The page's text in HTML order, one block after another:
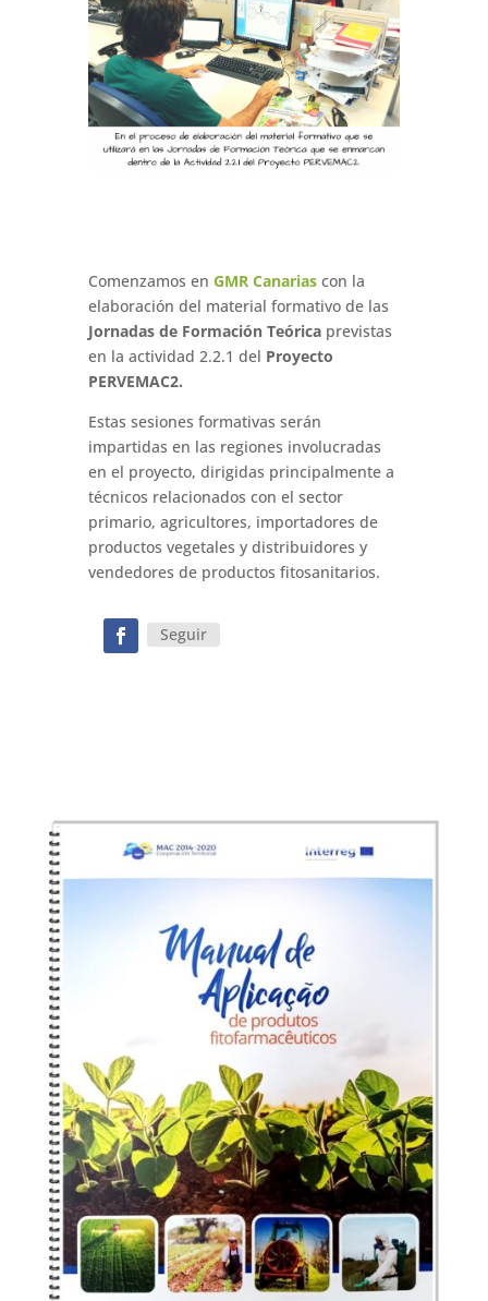
Comenzamos en GMR Canariascon la
elaboración del material formativo de las
Jornadas de Formación Teóricaprevistas
en la actividad 2.2.1 del Proyecto
PERVEMAC2.
Estas sesiones formativas serán
impartidas en las regiones involucradas
en el proyecto, dirigidas principalmente a
técnicos relacionados con el sector
primario, agricultores, importadores de
productos vegetales y distribuidores y
vendedores de productos fitosanitarios.
Seguir